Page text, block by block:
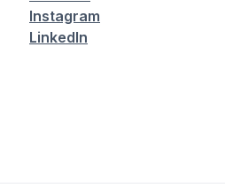
Instagram
LinkedIn